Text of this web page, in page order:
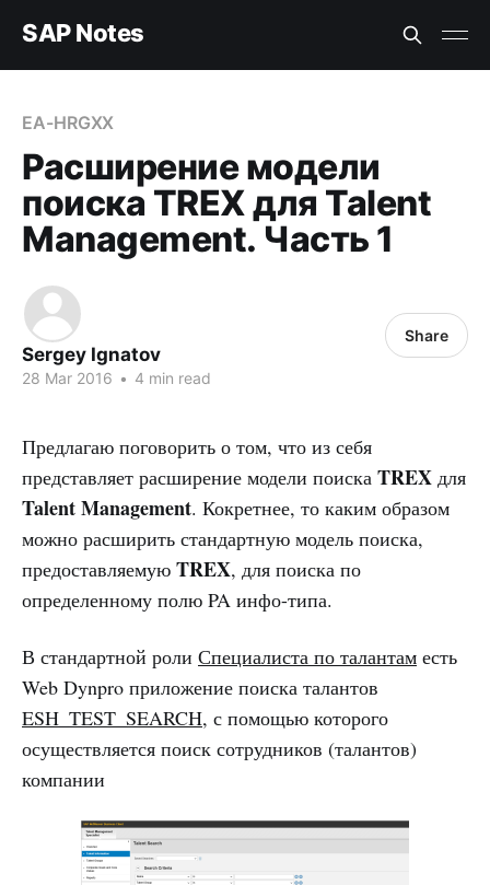
SAP Notes
EA-HRGXX
Расширение модели
поиска TREX для Talent
Management. Часть 1
Sergey Ignatov
28 Mar 2016 • 4 min read
Share
Предлагаю поговорить о том, что из себя
представляет расширение модели поиска TREX для
Talent Management. Кокретнее, то каким образом
можно расширить стандартную модель поиска,
предоставляемую TREX, для поиска по
определенному полю PA инфо-типа.
В стандартной роли Специалиста по талантам есть
Web Dynpro приложение поиска талантов
ESH_TEST_SEARCH, с помощью которого
осуществляется поиск сотрудников (талантов)
компании